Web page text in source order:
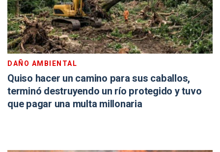
DAÑO AMBIENTAL
Quiso hacer un camino para sus caballos,
terminó destruyendo un río protegido y tuvo
que pagar una multa millonaria